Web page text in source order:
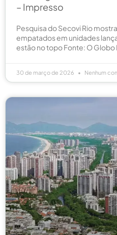
– Impresso
Pesquisa do Secovi Rio
empatados em unidades
estão no topo Fonte: O
30 de março de 2026 Nenhum